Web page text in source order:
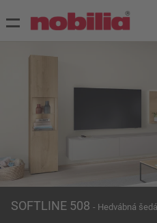
SOFTLINE 508 - Hedvábná